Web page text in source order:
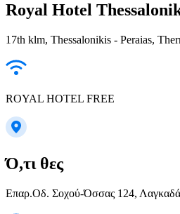
Royal Hotel
17th klm, Thessalonikis - Peraias,
ROYAL HOTEL FREE
Ό,τι θες
Επαρ.Οδ. Σοχού-Όσσας 124,